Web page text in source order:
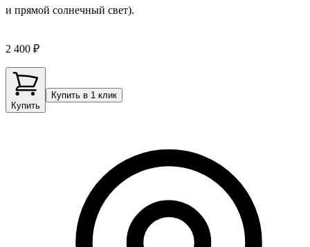
и прямой солнечный свет).
2 400 ₽
Купить
Купить в 1 клик